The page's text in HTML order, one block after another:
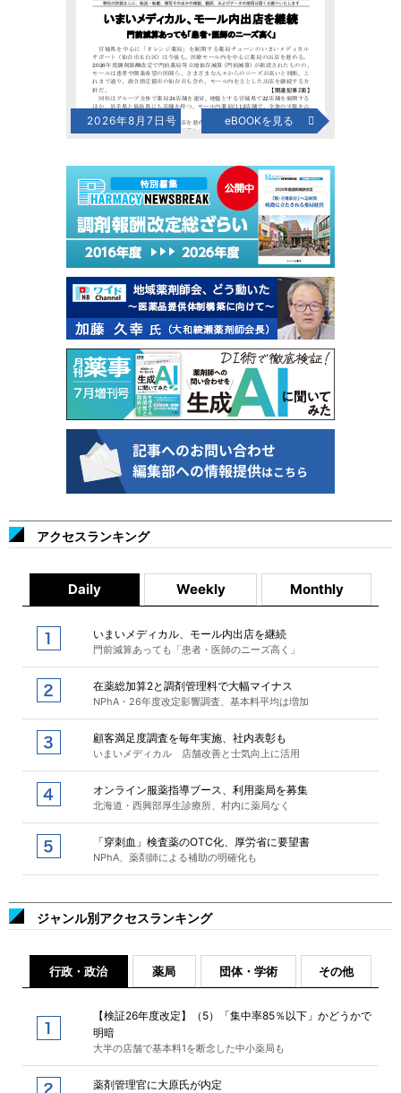
2026年8月7日号 eBOOKを見る
アクセスランキング
Daily Weekly Monthly
いまいメディカル、モール内出店を継続
門前減算あっても「患者・医師のニーズ高く」
在薬総加算2と調剤管理料で大幅マイナス
NPhA・26年度改定影響調査、基本料平均は増加
顧客満足度調査を毎年実施、社内表彰も
いまいメディカル 店舗改善と士気向上に活用
オンライン服薬指導ブース、利用薬局を募集
北海道・西興部厚生診療所、村内に薬局なく
「穿刺血」検査薬のOTC化、厚労省に要望書
NPhA、薬剤師による補助の明確化も
ジャンル別アクセスランキング
行政・政治 薬局 団体・学術 その他
【検証26年度改定】（5）「集中率85％以下」かどうかで
明暗
大半の店舗で基本料1を断念した中小薬局も
薬剤管理官に大原氏が内定